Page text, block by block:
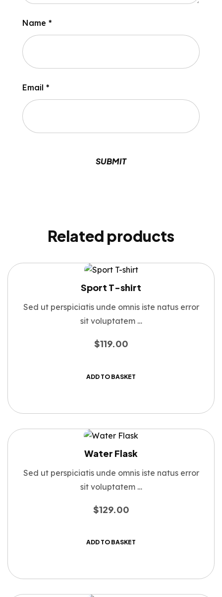
Name *
Email *
Related products
Sport T-shirt
Sed ut perspiciatis unde omnis iste natus error
sit voluptatem …
$119.00
ADD TO BASKET
Water Flask
Sed ut perspiciatis unde omnis iste natus error
sit voluptatem …
$129.00
ADD TO BASKET